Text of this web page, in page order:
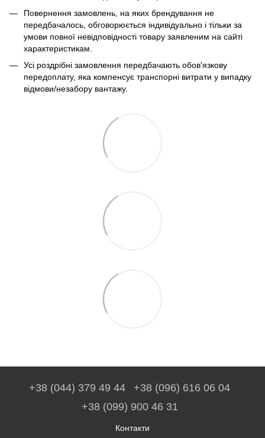
Повернення замовлень, на яких брендування не
передбачалось, обговорюється індивідуально і тільки за
умови повної невідповідності товару заявленим на сайті
характеристикам.
Усі роздрібні замовлення передбачають обов'язкову
передоплату, яка компенсує транспорні витрати у випадку
відмови/незабору вантажу.
+38 (044) 379 49 44
+38 (096) 616 06 04
+38 (099) 900 46 31
Контакти